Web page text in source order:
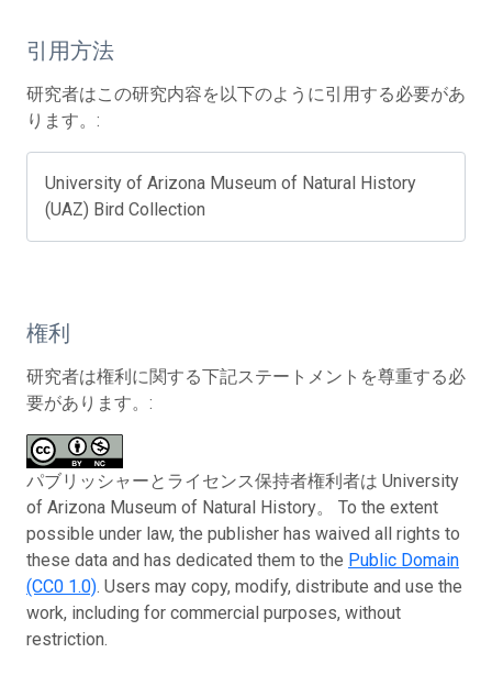
引用方法
研究者はこの研究内容を以下のように引用する必要があ
ります。:
University of Arizona Museum of Natural History
(UAZ) Bird Collection
権利
研究者は権利に関する下記ステートメントを尊重する必
要があります。:
パブリッシャーとライセンス保持者権利者は University
of Arizona Museum of Natural History。 To the extent
possible under law, the publisher has waived all rights to
these data and has dedicated them to the Public Domain
(CC0 1.0). Users may copy, modify, distribute and use the
work, including for commercial purposes, without
restriction.